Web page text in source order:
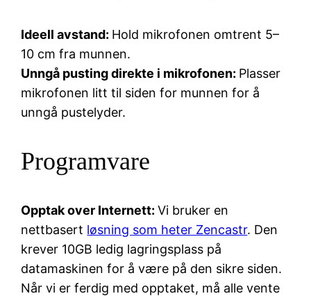
Ideell avstand: Hold mikrofonen omtrent 5–
10 cm fra munnen.
Unngå pusting direkte i mikrofonen: Plasser
mikrofonen litt til siden for munnen for å
unngå pustelyder.
Programvare
Opptak over Internett:Vi bruker en
nettbasert løsning som heter Zencastr. Den
krever 10GB ledig lagringsplass på
datamaskinen for å være på den sikre siden.
Når vi er ferdig med opptaket, må alle vente